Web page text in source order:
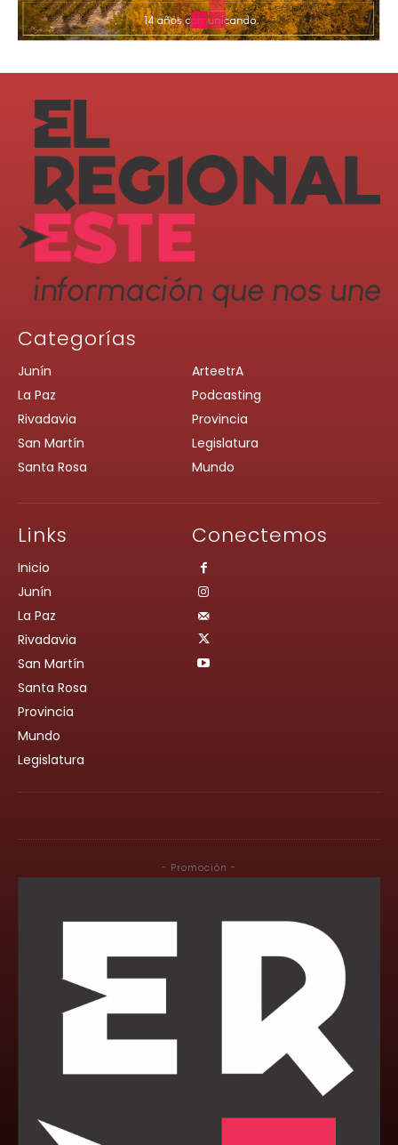
Categorías
Junín
La Paz
Rivadavia
San Martín
Santa Rosa
ArteetrA
Podcasting
Provincia
Legislatura
Mundo
Links
Inicio
Junín
La Paz
Rivadavia
San Martín
Santa Rosa
Provincia
Mundo
Legislatura
Conectemos
- Promoción -